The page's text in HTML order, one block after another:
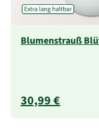
Blumenstrauß
30,99 €